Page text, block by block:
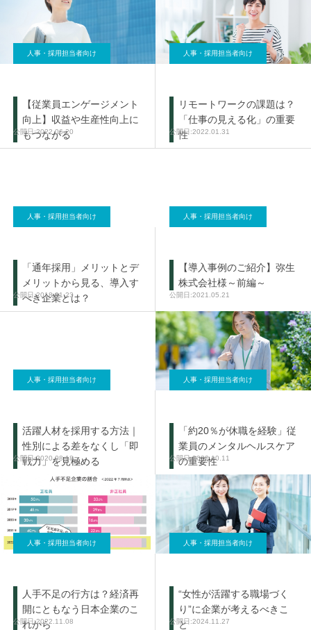
人事・採用担当者向け
【従業員エンゲージメント
向上】収益や生産性向上に
もつながる
2022.06.20
人事・採用担当者向け
リモートワークの課題は？
「仕事の見える化」の重要
性 2022.01.31
人事・採用担当者向け
「通年採用」メリットとデ
メリットから見る、導入す
べき企業とは？
2018.01.23
人事・採用担当者向け
【導入事例のご紹介】弥生
株式会社様～前編～
2021.05.21
人事・採用担当者向け
活躍人材を採用する方法｜
性別による差をなくし「即
戦力」を見極める
2020.08.18
人事・採用担当者向け
「約20％が休職を経験」従
業員のメンタルヘルスケア
の重要性
2022.10.11
人事・採用担当者向け
人手不足の行方は？経済再
開にともなう日本企業のこ
れから2022.11.08
人事・採用担当者向け
“女性が活躍する職場づく
り”に企業が考えるべきこ
と 2024.11.27